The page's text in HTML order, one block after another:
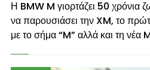
Η BMW M γιορτάζει 50 χρόνια
να παρουσιάσει την XM, το
με το σήμα “M” αλλά και τη νέα